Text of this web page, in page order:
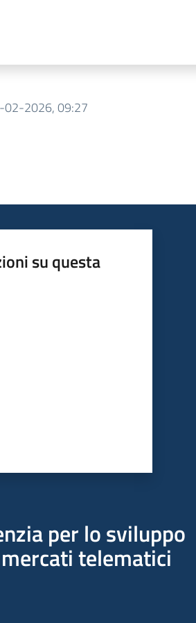
02-2026, 09:27
su questa
per lo sviluppo
telematici